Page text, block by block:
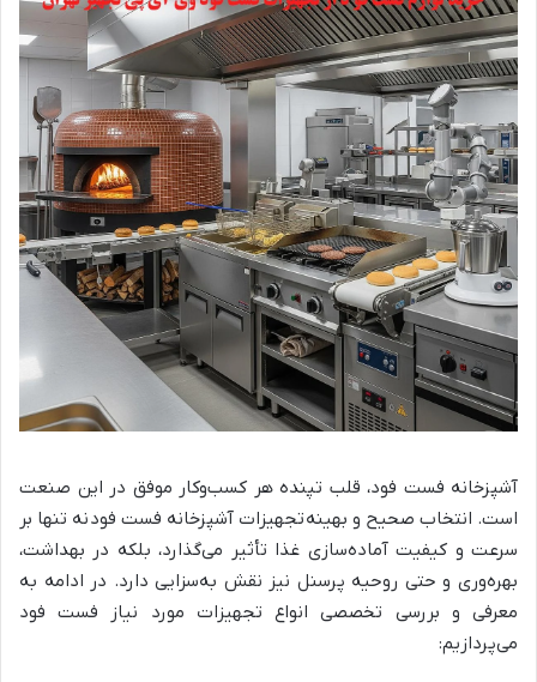
آشپزخانه فست فود، قلب تپنده هر کسب‌وکار موفق در این صنعت
است. انتخاب صحیح و بهینه تجهیزات آشپزخانه فست فود نه تنها بر
سرعت و کیفیت آماده‌سازی غذا تأثیر می‌گذارد، بلکه در بهداشت،
بهره‌وری و حتی روحیه پرسنل نیز نقش به‌سزایی دارد. در ادامه به
معرفی و بررسی تخصصی انواع تجهیزات مورد نیاز فست فود
می‌پردازیم: